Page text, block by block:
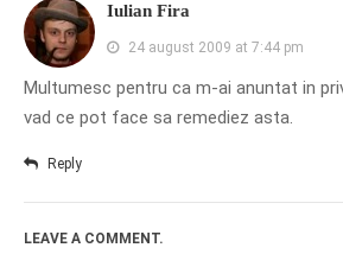
Contact
Descarca povestirea Floare
Albastra!
Download 101 Movie
PRIETENI APROPIATI
Victor Sosea – Designer
Iulian Fira
24 august 2009 at 7:44 pm
Multumesc pentru ca m-ai anuntat in
vad ce pot face sa remediez asta.
Reply
LEAVE A COMMENT.